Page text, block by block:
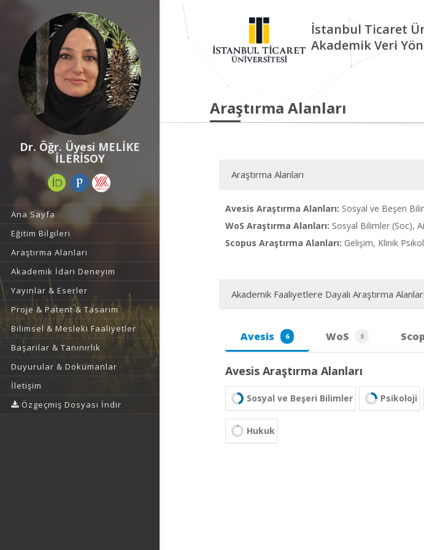
Dr. Öğr. Üyesi MELİKE
İLERİSOY
Ana Sayfa
Eğitim Bilgileri
Araştırma Alanları
Akademik İdari Deneyim
Yayınlar & Eserler
Proje & Patent & Tasarım
Bilimsel & Mesleki Faaliyetler
Başarılar & Tanınırlık
Duyurular & Dokümanlar
İletişim
Özgeçmiş Dosyası İndir
İstanbul Ticaret
Akademik Veri
Araştırma Alanları
Araştırma Alanları
Avesis Araştırma Alanları: Sosyal ve Beşeri
WoS Araştırma Alanları: Sosyal Bilimler (Soc),
Scopus Araştırma Alanları: Gelişim, Klinik
Akademik Faaliyetlere Dayalı Araştırma Alanları
Avesis 6 WoS 8
Avesis Araştırma Alanları
Sosyal ve Beşeri Bilimler Psikoloji
Hukuk